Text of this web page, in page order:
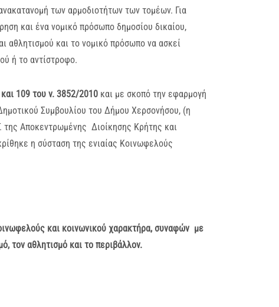
των αρμοδιοτήτων των τομέων. Για
και ένα νομικό πρόσωπο δημοσίου δικαίου,
αθλητισμού και το νομικό πρόσωπο να ασκεί
ή το αντίστροφο.
109 του ν. 3852/2010και με σκοπό την εφαρμογή
Συμβουλίου του Δήμου Χερσονήσου, (η
της Αποκεντρωμένης Διοίκησης Κρήτης και
η σύσταση της ενιαίας Κοινωφελούς
και κοινωνικού χαρακτήρα, συναφών με
τον αθλητισμό και το περιβάλλον.